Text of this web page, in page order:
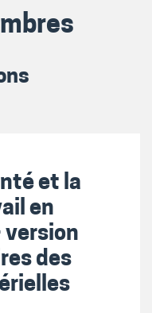
et la
en
version
des